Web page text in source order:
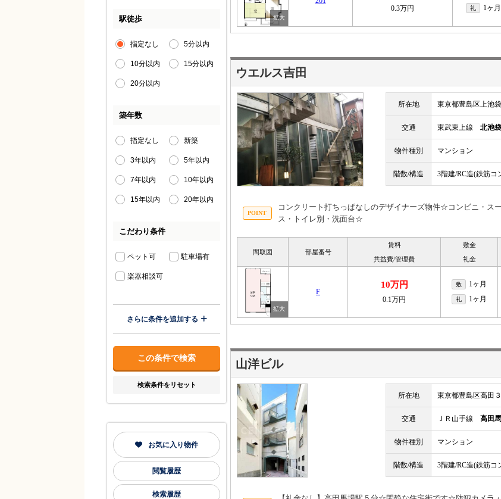
0.3万円 礼 1ヶ月
ウエルス吉田
所在地 東京都豊島区上池
交通 東武東上線 北池
物件種別 マンション
階数/構造 3階建/RC造(鉄筋コ
コンクリート打ちっぱなしのデザイナーズ物件☆コンビニ・ス
ス・トイレ別・洗面台☆
間取図 部屋番号
賃料
共益費/管理費
敷金
礼金
F
10万円
0.1万円
敷 1ヶ月
礼 1ヶ月
山洋ビル
所在地 東京都豊島区高田
交通 ＪＲ山手線 高田
物件種別 マンション
階数/構造 3階建/RC造(鉄筋コ
駅徒歩
指定なし 5分以内
10分以内 15分以内
20分以内
築年数
指定なし 新築
3年以内 5年以内
7年以内 10年以内
15年以内 20年以内
こだわり条件
ペット可 駐車場有
楽器相談可
さらに条件を追加する
検索条件をリセット
お気に入り物件
閲覧履歴
検索履歴